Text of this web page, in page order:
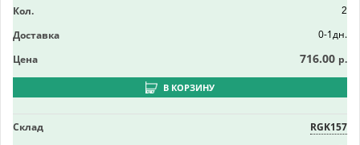
Кол.
2
Доставка
0-1дн.
Цена
716.00 р.
В КОРЗИНУ
Склад
RGK157